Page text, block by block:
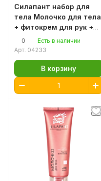
Силапант набор для
тела Молочко для тела
+ фитокрем для рук +
фитокрем для ног
0
Есть в наличии
Арт. 04233
В корзину